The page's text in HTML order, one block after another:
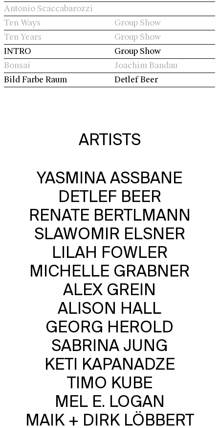
Antonio Scaccabarozzi
Ten Ways
Group Show
Ten Years
Group Show
INTRO
Group Show
Bonsai
Joachim Bandau
Bild Farbe Raum
Detlef Beer
ARTISTS
YASMINA ASSBANE
DETLEF BEER
RENATE BERTLMANN
SLAWOMIR ELSNER
LILAH FOWLER
MICHELLE GRABNER
ALEX GREIN
ALISON HALL
GEORG HEROLD
SABRINA JUNG
KETI KAPANADZE
TIMO KUBE
MEL E. LOGAN
MAIK + DIRK LÖBBERT